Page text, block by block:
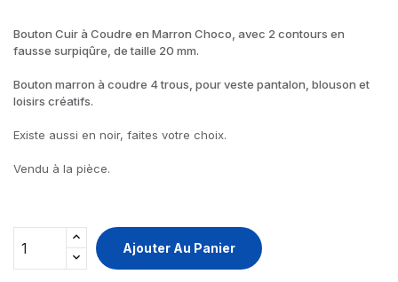
Bouton Cuir à Coudre en Marron Choco, avec 2 contours en
fausse surpiqûre, de taille 20 mm.
Bouton marron à coudre 4 trous, pour veste pantalon, blouson et
loisirs créatifs.
Existe aussi en noir, faites votre choix.
Vendu à la pièce.
Ajouter Au Panier